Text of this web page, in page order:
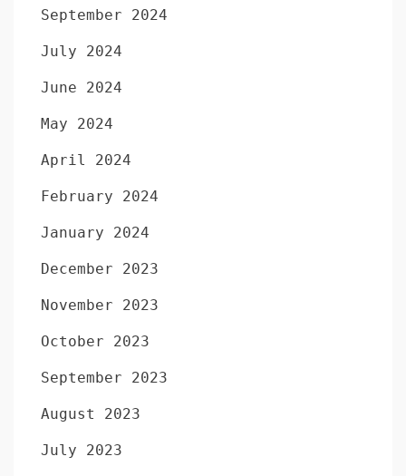
September 2024
July 2024
June 2024
May 2024
April 2024
February 2024
January 2024
December 2023
November 2023
October 2023
September 2023
August 2023
July 2023